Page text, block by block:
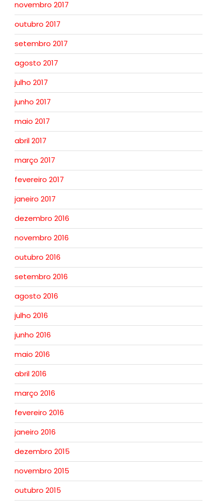
novembro 2017
outubro 2017
setembro 2017
agosto 2017
julho 2017
junho 2017
maio 2017
abril 2017
março 2017
fevereiro 2017
janeiro 2017
dezembro 2016
novembro 2016
outubro 2016
setembro 2016
agosto 2016
julho 2016
junho 2016
maio 2016
abril 2016
março 2016
fevereiro 2016
janeiro 2016
dezembro 2015
novembro 2015
outubro 2015